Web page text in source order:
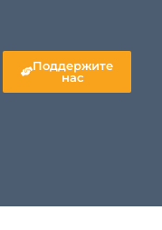
Поддержите
нас